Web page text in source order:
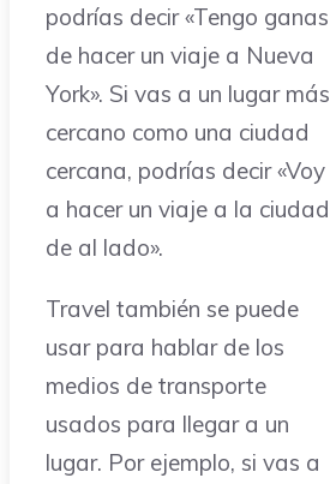
podrías decir «Tengo ganas
de hacer un viaje a Nueva
York». Si vas a un lugar más
cercano como una ciudad
cercana, podrías decir «Voy
a hacer un viaje a la ciudad
de al lado».
Travel también se puede
usar para hablar de los
medios de transporte
usados para llegar a un
lugar. Por ejemplo, si vas a